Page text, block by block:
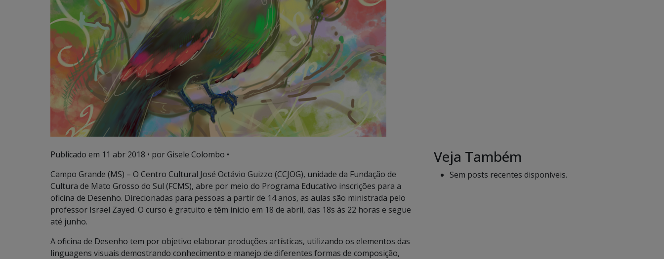
Publicado em 11 abr 2018 • por Gisele Colombo •
Campo Grande (MS) – O Centro Cultural José Octávio Guizzo (CCJOG), unidade da Fundação de
Cultura de Mato Grosso do Sul (FCMS), abre por meio do Programa Educativo inscrições para a
oficina de Desenho. Direcionadas para pessoas a partir de 14 anos, as aulas são ministrada pelo
professor Israel Zayed. O curso é gratuito e têm inicio em 18 de abril, das 18s às 22 horas e segue
até junho.
A oficina de Desenho tem por objetivo elaborar produções artísticas, utilizando os elementos das
linguagens visuais demostrando conhecimento e manejo de diferentes formas de composição,
Veja Também
Sem posts recentes disponíveis.